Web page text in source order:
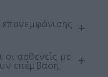
οι ασθενείς με
επέμβαση;